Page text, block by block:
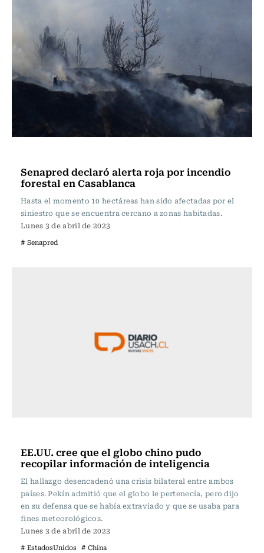
Senapred declaró alerta roja por incendio
forestal en Casablanca
Hasta el momento 10 hectáreas han sido afectadas por el
siniestro que se encuentra cercano a zonas habitadas.
Lunes 3 de abril de 2023
# Senapred
EE.UU. cree que el globo chino pudo
recopilar información de inteligencia
El hallazgo desencadenó una crisis bilateral entre ambos
países. Pekín admitió que el globo le pertenecía, pero dijo
en su defensa que se había extraviado y que se usaba para
fines meteorológicos.
Lunes 3 de abril de 2023
# EstadosUnidos # China